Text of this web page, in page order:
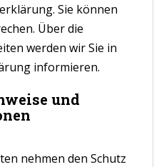
Sie können
Über die
werden wir Sie in
informieren.
und
nehmen den Schutz